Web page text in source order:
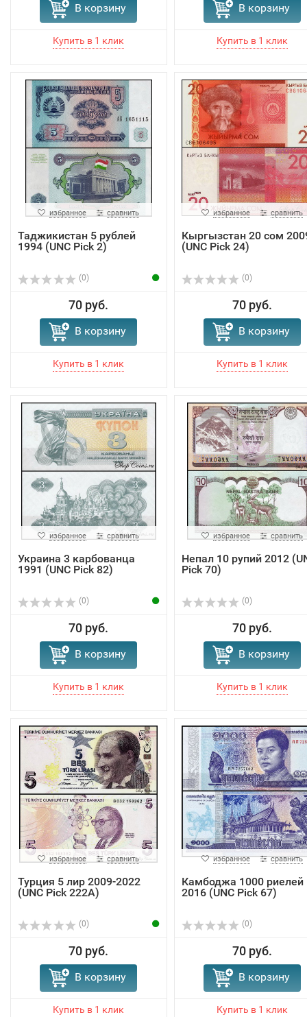
В корзину В корзину
избранное сравнить
Таджикистан 5 рублей
1994 (UNC Pick 2)
(0)
70 руб.
В корзину
избранное сравнить
Кыргызстан 20 сом
(UNC Pick 24)
(0)
70 руб.
В корзину
избранное сравнить
Украина 3 карбованца
1991 (UNC Pick 82)
(0)
70 руб.
В корзину
избранное сравнить
Непал 10 рупий 2012
Pick 70)
(0)
70 руб.
В корзину
избранное сравнить
Турция 5 лир 2009-2022
(UNC Pick 222A)
(0)
70 руб.
В корзину
избранное сравнить
Камбоджа 1000 риелей
2016 (UNC Pick 67)
(0)
70 руб.
В корзину